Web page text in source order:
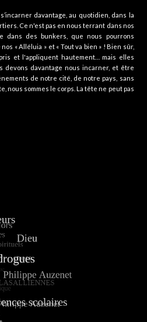
davantage, au quotidien, dans la
Ce n'est pas en nous terrant dans nos
dans des bunkers, que nous pourrons
« Alléluia » et « Tout va bien » ! Bien sûr,
et l'appliquent hautement… mais elles
devons davantage nous incarner, et être
de notre cité, de notre pays, sans
nous sommes le corps. La tête ne peut pas